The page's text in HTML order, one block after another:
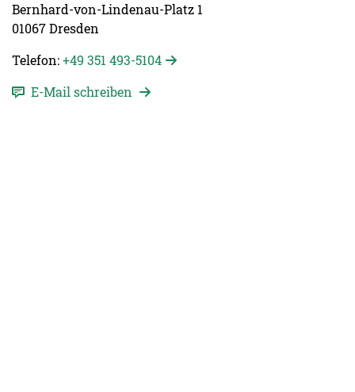
Bernhard-von-Lindenau-Platz 1
01067 Dresden
Telefon:+49 351 493-5104
E-Mail schreiben